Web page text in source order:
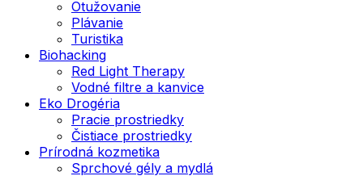
Otužovanie
Plávanie
Turistika
Biohacking
Red Light Therapy
Vodné filtre a kanvice
Eko Drogéria
Pracie prostriedky
Čistiace prostriedky
Prírodná kozmetika
Sprchové gély a mydlá